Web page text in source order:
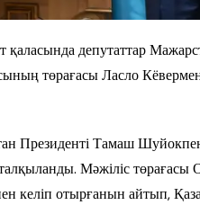
қаласында депутаттар
төрағасы Ласло
Президенті Тамаш
Мәжіліс
келіп отырғанын айтып,